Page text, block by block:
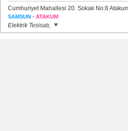
Cumhuriyet Mahallesi 20. Sokak No:8
SAMSUN - ATAKUM
Elektrik Tesisatı,